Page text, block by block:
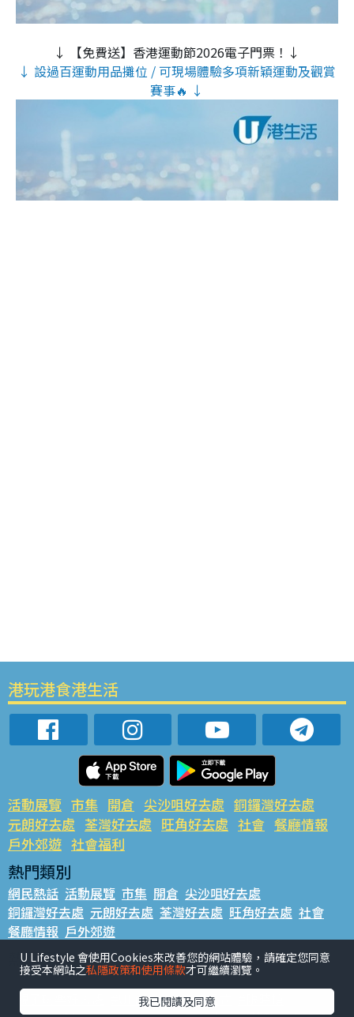
↓ 【免費送】香港運動節2026電子門票！↓
↓ 設過百運動用品攤位 / 可現場體驗多項新穎運動及觀賞
賽事🔥 ↓
港玩港食港生活
活動展覽 市集 開倉 尖沙咀好去處 銅鑼灣好去處
元朗好去處 荃灣好去處 旺角好去處 社會 餐廳情報
戶外郊遊 社會福利
熱門類別
網民熱話 活動展覽 市集 開倉 尖沙咀好去處
銅鑼灣好去處 元朗好去處 荃灣好去處 旺角好去處 社會
餐廳情報 戶外郊遊
熱門標籤
#UGO搵好去處 #人氣活動推介 #美食社群熱話
#ULifestyle應用程式
U Lifestyle 會使用Cookies來改善您的網站體驗，請確定您同意
接受本網站之私隱政策和使用條款才可繼續瀏覽。
我已閱讀及同意